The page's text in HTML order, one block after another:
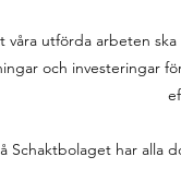
våra utförda arbeten
och investeringar
Schaktbolaget har alla